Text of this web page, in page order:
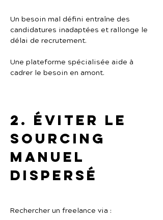
Un besoin mal défini entraîne des
candidatures inadaptées et rallonge le
délai de recrutement.
Une plateforme spécialisée aide à
cadrer le besoin en amont.
2. Éviter le
sourcing
manuel
dispersé
Rechercher un freelance via :